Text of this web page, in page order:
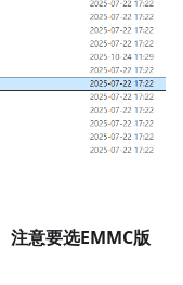
注意要选EMMC版